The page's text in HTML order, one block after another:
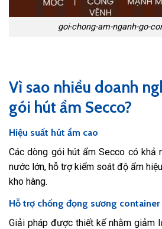
goi-chong-am-nganh-go-
Vì sao nhiều doanh
gói hút ẩm Secco?
Hiệu suất hút ẩm cao
Các dòng gói hút ẩm Secco có khả
nước lớn, hỗ trợ kiểm soát độ ẩm
kho hàng.
Hỗ trợ chống đọng sương container
Giải pháp được thiết kế nhằm giảm